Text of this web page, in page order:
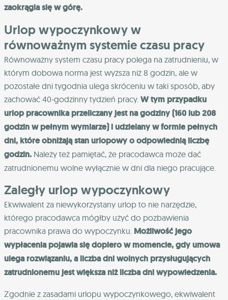
zaokrągla się w górę.
Urlop wypoczynkowy w
równoważnym systemie czasu pracy
Równoważny system czasu pracy polega na zatrudnieniu, w
którym dobowa norma jest wyższa niż 8 godzin, ale w
pozostałe dni tygodnia ulega skróceniu w taki sposób, aby
zachować 40-godzinny tydzień pracy. W tym przypadku
urlop pracownika przeliczany jest na godziny (160 lub 208
godzin w pełnym wymiarze) i udzielany w formie pełnych
dni, które obniżają stan urlopowy o odpowiednią liczbę
godzin. Należy też pamiętać, że pracodawca może dać
zatrudnionemu wolne wyłącznie w dni dla niego pracujące.
Zaległy urlop wypoczynkowy
Ekwiwalent za niewykorzystany urlop to nie narzędzie,
którego pracodawca mógłby użyć do pozbawienia
pracownika prawa do wypoczynku. Możliwość jego
wypłacenia pojawia się dopiero w momencie, gdy umowa
ulega rozwiązaniu, a liczba dni wolnych przysługujących
zatrudnionemu jest większa niż liczba dni wypowiedzenia.
Zgodnie z zasadami urlopu wypoczynkowego, ekwiwalent